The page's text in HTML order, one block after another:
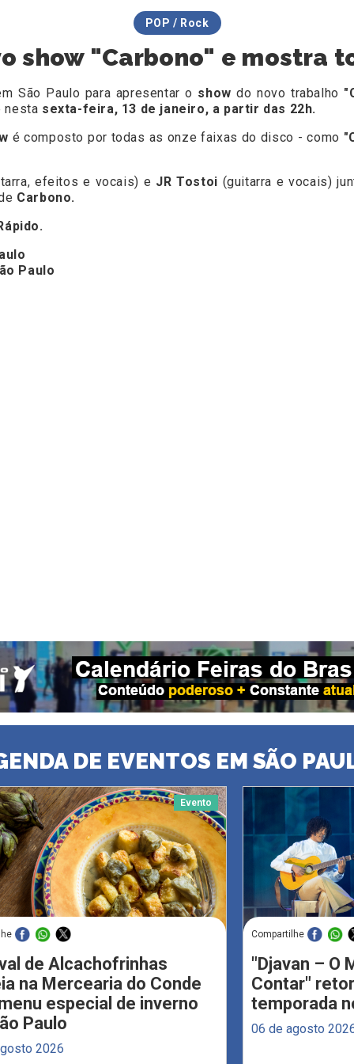
POP / Rock
show "Carbono" e mostra
São Paulo para apresentar o show do novo trabalho
nesta sexta-feira, 13 de janeiro, a partir das 22h.
é composto por todas as onze faixas do disco - como
efeitos e vocais) e JR Tostoi (guitarra e vocais)
Carbono.
Paulo
DE EVENTOS EM SÃO
Evento
de Alcachofrinhas
na Mercearia do Conde
especial de inverno
Paulo
2026
Compartilhe
"Djavan – O
Contar"
temporada
06 de agosto